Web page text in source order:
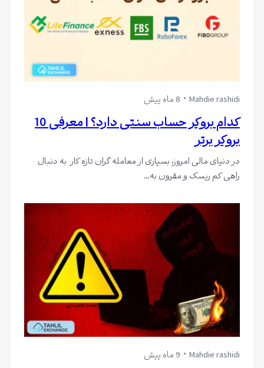
Mahdie rashidi 8 ماه پیش
کدام بروکر حساب سنتی دارد؟ | معرفی 10
بروکر برتر
در دنیای مالی امروز، بسیاری از معامله گران تازه کار به دنبال
راهی کم ریسک و مقرون به…
Mahdie rashidi 9 ماه پیش